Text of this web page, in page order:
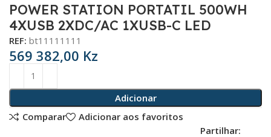
POWER STATION PORTATIL 500WH
4XUSB 2XDC/AC 1XUSB-C LED
REF:bt11111111
569 382,00 Kz
Adicionar
Comparar
Adicionar aos favoritos
Partilhar: